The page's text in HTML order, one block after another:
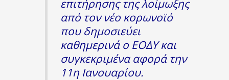
επιτήρησης της λοίμωξης
από τον νέο κορωνοϊό
που δημοσιεύει
καθημερινά ο ΕΟΔΥ και
συγκεκριμένα αφορά την
11η Ιανουαρίου.